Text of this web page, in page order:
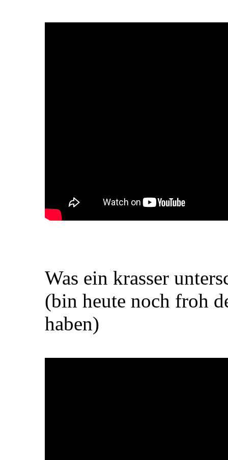
Was ein krasser
(bin heute noch froh
haben)